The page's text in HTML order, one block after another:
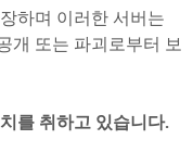
하며 이러한 서버는
개 또는 파괴로부터 보
를 취하고 있습니다.